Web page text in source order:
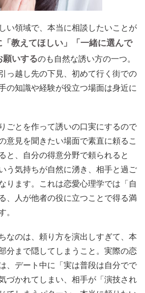
い領域で、本当に相談したいことが
「教えてほしい」「一緒に選んで
願いするのも自然な誘い方の一つ。
っ越し先の下見、初めて行く街での
の知識や経験が役立つ場面は身近に
ごとを作って誘いの口実にするので
意見を聞きたい場面で素直に頼るこ
と、自分の得意分野で頼られると
う気持ちが自然に湧き、相手と過ご
ります。これは恋愛心理学では「自
、人が他者の役に立つことで得る満
。
なのは、頼り方を演出しすぎて、本
分まで隠してしまうこと。実際の恋
、デート中に「実は普段は自分でで
づかれてしまい、相手が「演技され